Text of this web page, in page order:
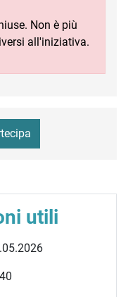
Non è più
all'iniziativa.
utili